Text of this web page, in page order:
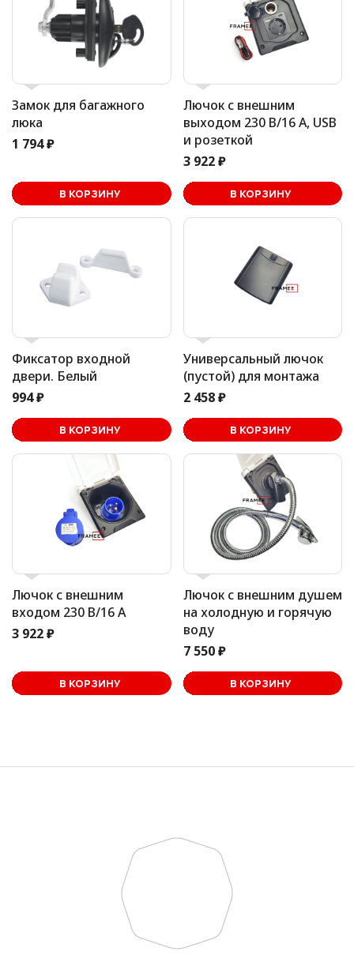
Замок для багажного
люка
1 794 ₽
В КОРЗИНУ
Лючок с внешним
выходом 230 В/16 А, USB
и розеткой
3 922 ₽
В КОРЗИНУ
В корзине
Фиксатор входной
двери. Белый
994 ₽
В КОРЗИНУ
Универсальный лючок
(пустой) для монтажа
2 458 ₽
В КОРЗИНУ
В корзине
Лючок с внешним
входом 230 В/16 А
3 922 ₽
В КОРЗИНУ
Лючок с внешним душем
на холодную и горячую
воду
7 550 ₽
В КОРЗИНУ
В корзине